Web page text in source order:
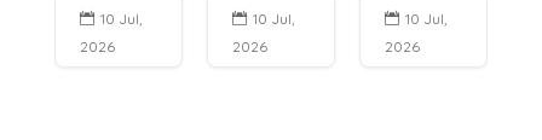
 10 Jul,
2026
 10 Jul,
2026
 10 Jul,
2026